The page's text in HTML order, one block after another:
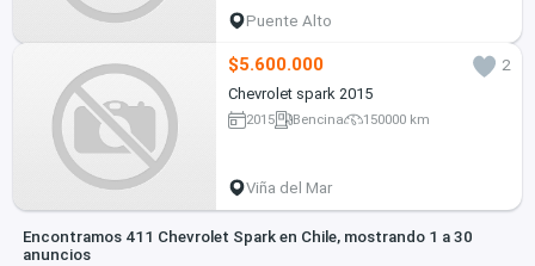
Puente Alto
$5.600.000
2
Chevrolet spark 2015
2015 Bencina 150000 km
Viña del Mar
Encontramos 411 Chevrolet Spark en Chile, mostrando 1 a 30
anuncios